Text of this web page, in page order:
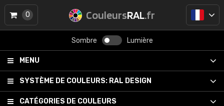
CouleursRAL.fr
Sombre Lumière
MENU
SYSTÈME DE COULEURS: RAL DESIGN
CATÉGORIES DE COULEURS
0